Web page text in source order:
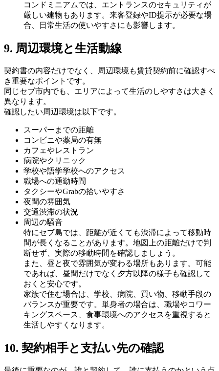
コンドミニアムでは、エントランスのセキュリティが
厳しい建物もあります。来客登録やID提示が必要な場
合、日常生活の使いやすさにも影響します。
9. 周辺環境と生活動線
契約書の内容だけでなく、周辺環境も賃貸契約前に確認すべ
き重要なポイントです。
同じセブ市内でも、エリアによって生活のしやすさは大きく
異なります。
確認したい周辺環境は以下です。
スーパーまでの距離
コンビニや薬局の有無
カフェやレストラン
病院やクリニック
学校や語学学校へのアクセス
職場への通勤時間
タクシーやGrabの拾いやすさ
夜間の雰囲気
交通渋滞の状況
周辺の騒音
特にセブ島では、距離が近くても渋滞によって移動時
間が長くなることがあります。地図上の距離だけで判
断せず、実際の移動時間を確認しましょう。
また、昼と夜で雰囲気が変わる場所もあります。可能
であれば、昼間だけでなく夕方以降の様子も確認して
おくと安心です。
家族で住む場合は、学校、病院、買い物、移動手段の
バランスが重要です。単身者の場合は、職場やコワー
キングスペース、食事環境へのアクセスを重視すると
生活しやすくなります。
10. 契約相手と支払い先の確認